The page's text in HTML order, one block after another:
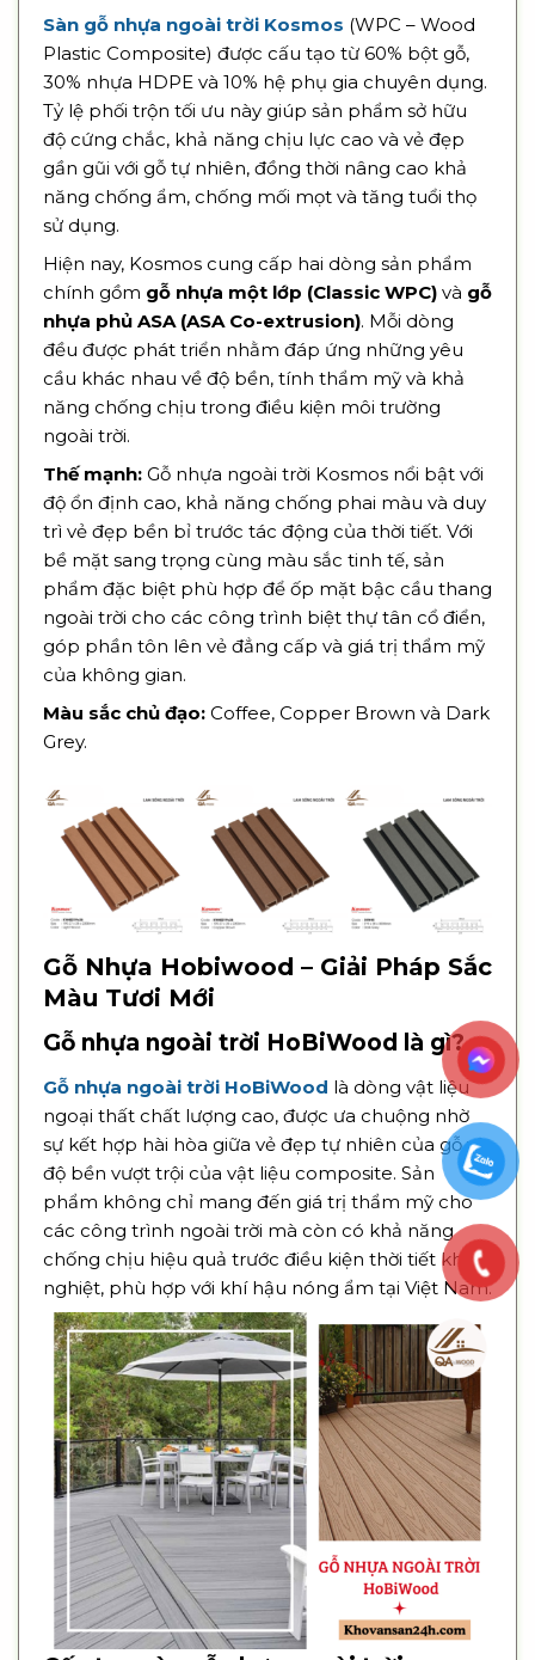
Sàn gỗ nhựa ngoài trời Kosmos (WPC – Wood
Plastic Composite) được cấu tạo từ 60% bột gỗ,
30% nhựa HDPE và 10% hệ phụ gia chuyên dụng.
Tỷ lệ phối trộn tối ưu này giúp sản phẩm sở hữu
độ cứng chắc, khả năng chịu lực cao và vẻ đẹp
gần gũi với gỗ tự nhiên, đồng thời nâng cao khả
năng chống ẩm, chống mối mọt và tăng tuổi thọ
sử dụng.
Hiện nay, Kosmos cung cấp hai dòng sản phẩm
chính gồm gỗ nhựa một lớp (Classic WPC) và gỗ
nhựa phủ ASA (ASA Co-extrusion). Mỗi dòng
đều được phát triển nhằm đáp ứng những yêu
cầu khác nhau về độ bền, tính thẩm mỹ và khả
năng chống chịu trong điều kiện môi trường
ngoài trời.
Thế mạnh: Gỗ nhựa ngoài trời Kosmos nổi bật với
độ ổn định cao, khả năng chống phai màu và duy
trì vẻ đẹp bền bỉ trước tác động của thời tiết. Với
bề mặt sang trọng cùng màu sắc tinh tế, sản
phẩm đặc biệt phù hợp để ốp mặt bậc cầu thang
ngoài trời cho các công trình biệt thự tân cổ điển,
góp phần tôn lên vẻ đẳng cấp và giá trị thẩm mỹ
của không gian.
Màu sắc chủ đạo: Coffee, Copper Brown và Dark
Grey.
Gỗ Nhựa Hobiwood – Giải Pháp Sắc
Màu Tươi Mới
Gỗ nhựa ngoài trời HoBiWood là gì?
Gỗ nhựa ngoài trời HoBiWood là dòng vật liệu
ngoại thất chất lượng cao, được ưa chuộng nhờ
sự kết hợp hài hòa giữa vẻ đẹp tự nhiên của gỗ và
độ bền vượt trội của vật liệu composite. Sản
phẩm không chỉ mang đến giá trị thẩm mỹ cho
các công trình ngoài trời mà còn có khả năng
chống chịu hiệu quả trước điều kiện thời tiết khắc
nghiệt, phù hợp với khí hậu nóng ẩm tại Việt Nam.